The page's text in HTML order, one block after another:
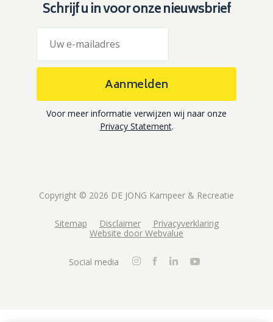
Schrijf u in voor onze nieuwsbrief
Aanmelden
Voor meer informatie verwijzen wij naar onze
Privacy Statement.
Copyright © 2026 DE JONG Kampeer & Recreatie
Sitemap Disclaimer
Privacyverklaring
Website door Webvalue
Social media